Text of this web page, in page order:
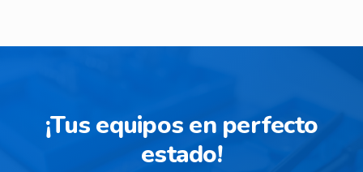
¡Tus equipos en perfecto
estado!